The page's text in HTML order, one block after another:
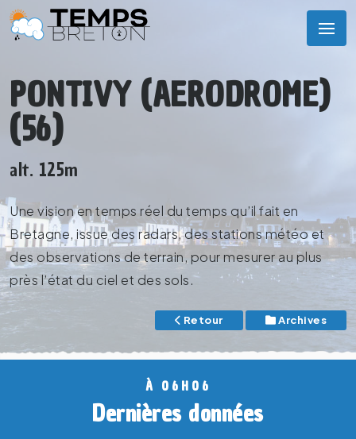
PONTIVY (AERODROME)
(56)
alt. 125m
Une vision en temps réel du temps qu’il fait en
Bretagne, issue des radars, des stations météo et
des observations de terrain, pour mesurer au plus
près l’état du ciel et des sols.
Retour Archives
À 06H06
Dernières données